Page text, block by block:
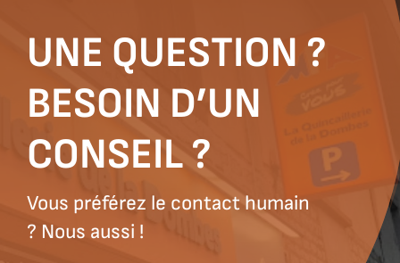
UNE QUESTION ?
BESOIN D’UN
CONSEIL ?
Vous préférez le contact humain
? Nous aussi !